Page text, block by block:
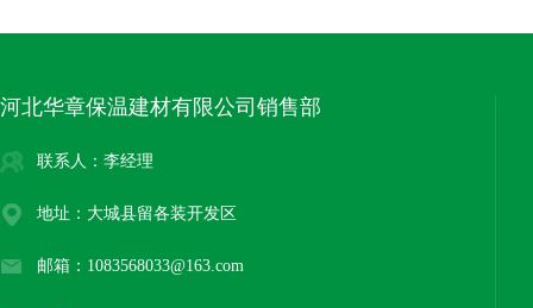
河北华章保温建材有限公司销售部
联系人：李经理
地址：大城县留各装开发区
邮箱：1083568033@163.com